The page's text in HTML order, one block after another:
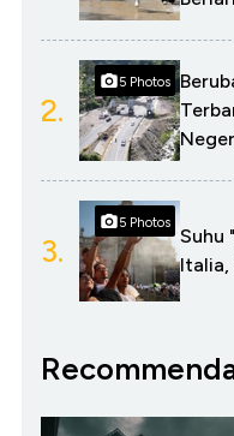
2.
5 Photos
3.
5 Photos
Suhu
Italia,